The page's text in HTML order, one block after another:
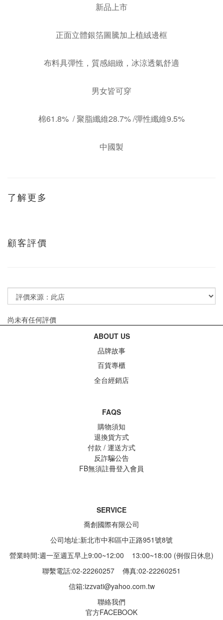
新品上市
正面立體銀箔圖騰加上植絨邊框
布料具彈性，質感細緻，冰涼透氣舒適
男女皆可穿
棉61.8% / 聚脂纖維28.7% /彈性纖維9.5%
中國製
了解更多
顧客評價
尚未有任何評價
ABOUT US
品牌故事
百貨專櫃
全台經銷店
FAQS
購物須知
退換貨方式
付款 / 運送方式
反詐騙公告
FB無須註冊登入會員
SERVICE
喬創國際有限公司
公司地址:新北市中和區中正路951號8號
營業時間:週一至週五早上9:00~12:00 13:00~18:00 (例假日休息)
聯繫電話:02-22260257 傳真:02-22260251
信箱:izzvati@yahoo.com.tw
聯絡我們
官方FACEBOOK